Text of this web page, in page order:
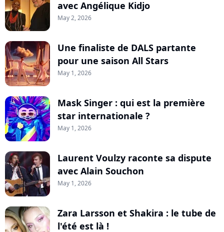
avec Angélique Kidjo
May 2, 2026
Une finaliste de DALS partante
pour une saison All Stars
May 1, 2026
Mask Singer : qui est la première
star internationale ?
May 1, 2026
Laurent Voulzy raconte sa dispute
avec Alain Souchon
May 1, 2026
Zara Larsson et Shakira : le tube de
l'été est là !